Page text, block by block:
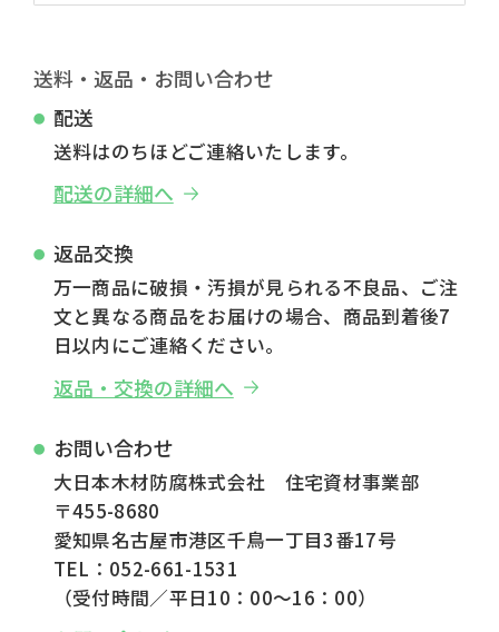
送料・返品・お問い合わせ
配送
送料はのちほどご連絡いたします。
配送の詳細へ
返品交換
万一商品に破損・汚損が見られる不良品、ご注
文と異なる商品をお届けの場合、商品到着後7
日以内にご連絡ください。
返品・交換の詳細へ
お問い合わせ
大日本木材防腐株式会社 住宅資材事業部
〒455-8680
愛知県名古屋市港区千鳥一丁目3番17号
TEL：052-661-1531
（受付時間／平日10：00～16：00）